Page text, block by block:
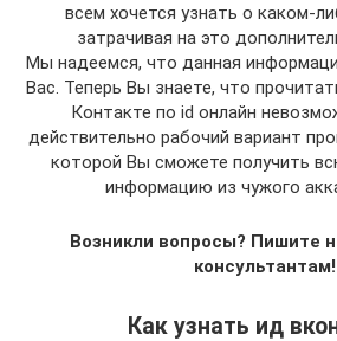
всем хочется узнать о каком-
затрачивая на это
Мы надеемся, что данная
Вас. Теперь Вы знаете, что
Контакте по id онлайн
действительно рабочий вариант
которой Вы сможете получить
информацию из чужого
Возникли вопросы? Пишите
консультантам!
Как узнать ид